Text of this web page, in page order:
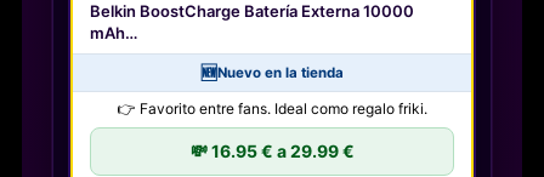
Belkin BoostCharge Batería Externa 10000
mAh…
🆕Nuevo en la tienda
👉 Favorito entre fans. Ideal como regalo friki.
💸 16.95 € a 29.99 €